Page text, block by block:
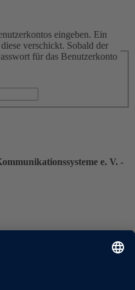
eingeben. Ein
verschickt. Sobald der
für das Benutzerkonto
e. V. -
stellen wir Ihnen hier die